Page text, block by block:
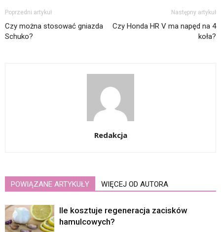
Poprzedni artykuł
Czy można stosować gniazda
Schuko?
Następny artykuł
Czy Honda HR V ma napęd na 4
koła?
Redakcja
POWIĄZANE ARTYKUŁY WIĘCEJ OD AUTORA
Ile kosztuje regeneracja zacisków
hamulcowych?